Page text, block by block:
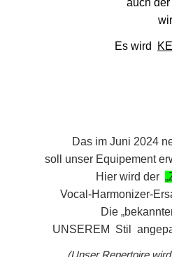
auch
Es wird
Das im Juni 2024
soll unser Equipement
Hier wird der
Vocal-Harmonizer-
Die
UNSEREM Stil
(Unser Repertoire